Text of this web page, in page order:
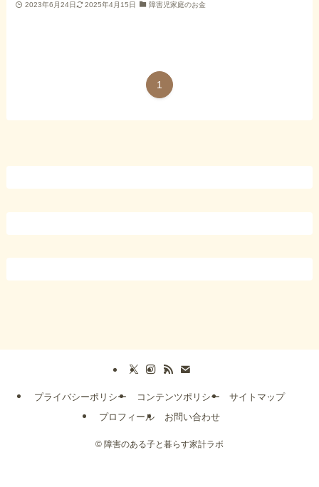
2023年6月24日 2025年4月15日 障害児家庭のお金
1
プライバシーポリシー コンテンツポリシー
サイトマップ
プロフィール
お問い合わせ
© 障害のある子と暮らす家計ラボ